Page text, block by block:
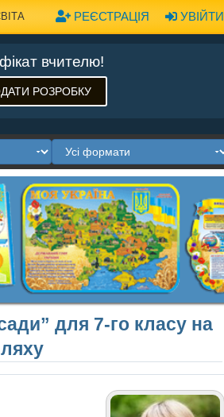
УВІЙТИ
РЕЄСТРАЦІЯ
вчителю!
РОЗРОБКУ
для 7-го класу на